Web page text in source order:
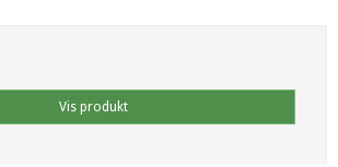
Vis produkt